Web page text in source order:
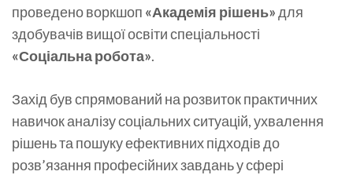
проведено воркшоп «Академія рішень» для
здобувачів вищої освіти спеціальності
«Соціальна робота».
Захід був спрямований на розвиток практичних
навичок аналізу соціальних ситуацій, ухвалення
рішень та пошуку ефективних підходів до
розв’язання професійних завдань у сфері